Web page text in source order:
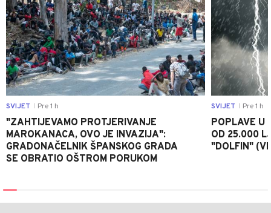
SVIJET Pre 1 h
"ZAHTIJEVAMO PROTJERIVANJE
MAROKANACA, OVO JE INVAZIJA":
GRADONAČELNIK ŠPANSKOG GRADA
SE OBRATIO OŠTROM PORUKOM
SVIJET Pre 1 h
POPLAVE U
OD 25.000
"DOLFIN"